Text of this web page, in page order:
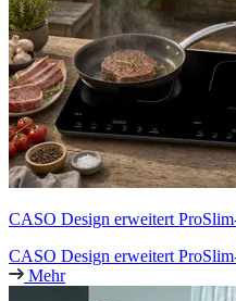
CASO Design erweitert
CASO Design erweitert
Mehr